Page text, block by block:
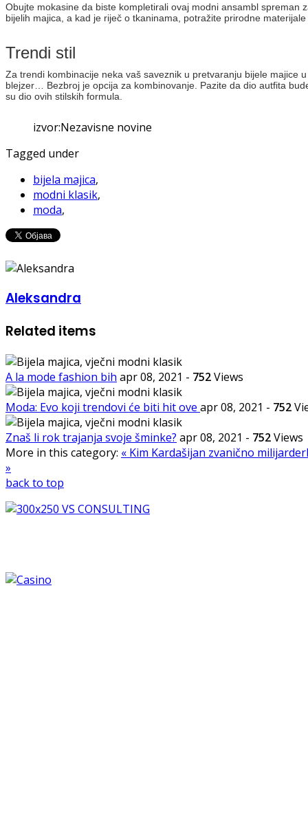
Obujte mokasine da biste kompletirali ovaj modni ansambl spreman
bijelih majica, a kad je riječ o tkaninama, potražite prirodne
Trendi stil
Za trendi kombinacije neka vaš saveznik u pretvaranju bijele majice
blejzer… Bezbroj je opcija za kombinovanje. Pazite da dio autfita
su dio ovih stilskih formula.
izvor:Nezavisne novine
Tagged under
bijela majica,
modni klasik,
moda,
Aleksandra
Related items
A la mode fashion bih apr 08, 2021 - 752Views
Moda: Evo koji trendovi će biti hit ove apr 08, 2021 - 752
Znaš li rok trajanja svoje šminke? apr 08, 2021 - 752Views
More in this category: « Kim Kardašijan zvanično
»
back to top